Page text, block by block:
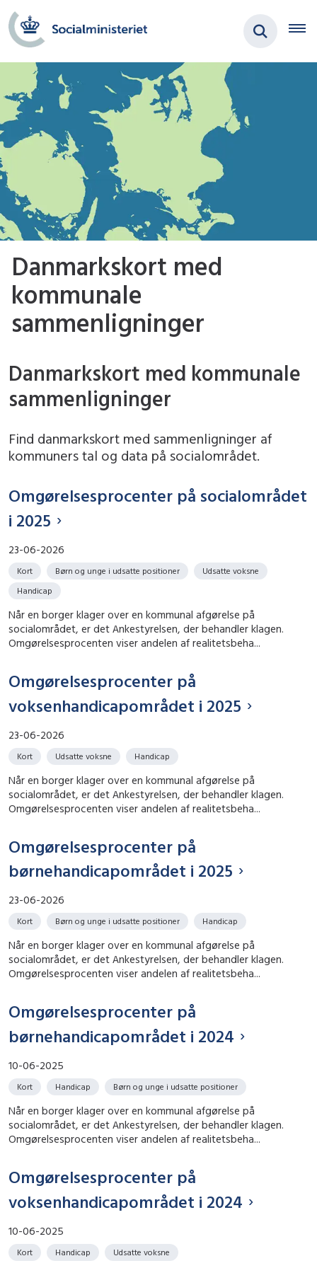
Danmarkskort med
kommunale
sammenligninger
Danmarkskort med kommunale
sammenligninger
Find danmarkskort med sammenligninger af
kommuners tal og data på socialområdet.
Omgørelsesprocenter på socialområdet
i 2025
23-06-2026
Kort Børn og unge i udsatte positioner
Udsatte voksne
Handicap
Når en borger klager over en kommunal afgørelse på
socialområdet, er det Ankestyrelsen, der behandler klagen.
Omgørelsesprocenten viser andelen af realitetsbeha...
Omgørelsesprocenter på
voksenhandicapområdet i 2025
23-06-2026
Kort Udsatte voksne Handicap
Når en borger klager over en kommunal afgørelse på
socialområdet, er det Ankestyrelsen, der behandler klagen.
Omgørelsesprocenten viser andelen af realitetsbeha...
Omgørelsesprocenter på
børnehandicapområdet i 2025
23-06-2026
Kort Børn og unge i udsatte positioner Handicap
Når en borger klager over en kommunal afgørelse på
socialområdet, er det Ankestyrelsen, der behandler klagen.
Omgørelsesprocenten viser andelen af realitetsbeha...
Omgørelsesprocenter på
børnehandicapområdet i 2024
10-06-2025
Kort Handicap Børn og unge i udsatte positioner
Når en borger klager over en kommunal afgørelse på
socialområdet, er det Ankestyrelsen, der behandler klagen.
Omgørelsesprocenten viser andelen af realitetsbeha...
Omgørelsesprocenter på
voksenhandicapområdet i 2024
10-06-2025
Kort Handicap Udsatte voksne